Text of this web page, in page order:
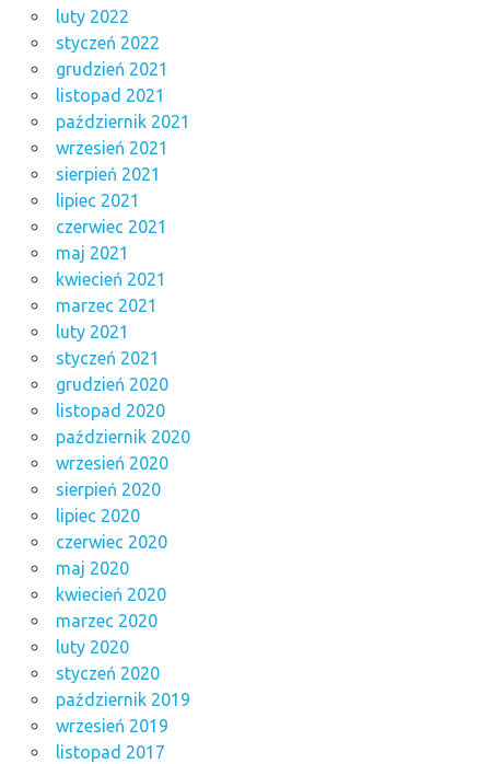
luty 2022
styczeń 2022
grudzień 2021
listopad 2021
październik 2021
wrzesień 2021
sierpień 2021
lipiec 2021
czerwiec 2021
maj 2021
kwiecień 2021
marzec 2021
luty 2021
styczeń 2021
grudzień 2020
listopad 2020
październik 2020
wrzesień 2020
sierpień 2020
lipiec 2020
czerwiec 2020
maj 2020
kwiecień 2020
marzec 2020
luty 2020
styczeń 2020
październik 2019
wrzesień 2019
listopad 2017